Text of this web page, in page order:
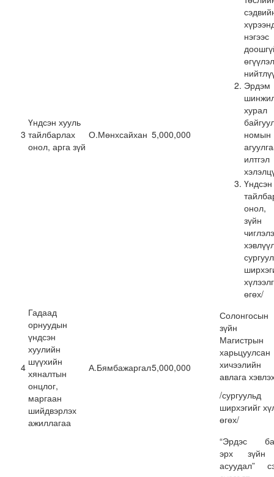
3
Үндсэн хууль
тайлбарлах
онол, арга зүй
О.Мөнхсайхан 5,000,000
нэгээс
өгүүлэл
Эрдэм
хурал
номын
илтгэл
зүйн
өгөх/
4
Гадаад
орнуудын
үндсэн
хуулийн
шүүхийн
хяналтын
онцлог,
маргаан
шийдвэрлэх
ажиллагаа
А.Бямбажаргал5,000,000
зүйн
Магистрын
хичээлийн
авлага
/
ширхэгийг
өгөх/
“Эрдэс
эрх зүйн
асуудал”